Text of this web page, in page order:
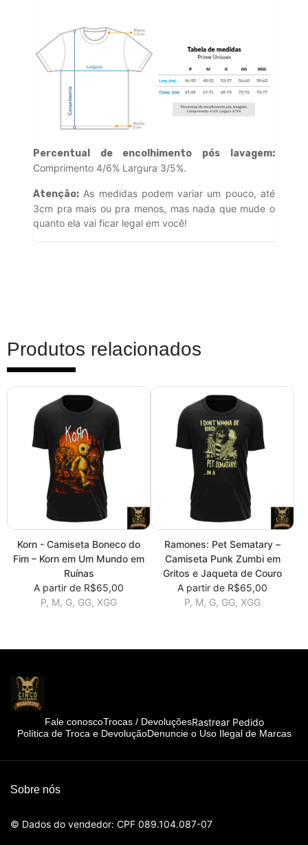
Percentual de encolhimento pós lavagem:
Comprimento 4/6% Largura 3/5%.
Atenção: As medidas podem variar um pouco, até
3cm pra mais ou pra menos, mas nada que mude o
quanto ela vai ficar legal em você!
Produtos relacionados
Korn - Camiseta Boneco do
Fim – Korn em Um Mundo em
Ruínas
A partir de R$65,00
P, M, G, GG, XGG
Ramones: Pet Sematary –
Camiseta Punk Zumbi em
Gritos e Jaqueta de Couro
A partir de R$65,00
P, M, G, GG, XGG
Fale conoscoTrocas / DevoluçõesRastrear Pedido
Política de Troca e DevoluçãoDenuncie o Uso Ilegal de Marcas
Sobre nós
© Dados do vendedor: CPF 089.104.087-07